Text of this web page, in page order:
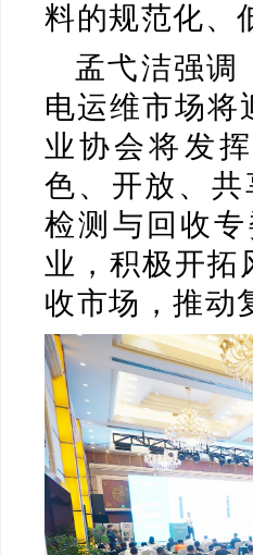
料的规范化、
孟弋洁强调
电运维市场将
业协会将发
色、开放、
检测与回收
业，积极开拓
收市场，推动